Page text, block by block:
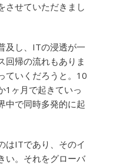
させていただきまし
及し、ITの浸透が一
回帰の流れもありま
ていくだろうと。10
1ヶ月で起きていっ
中で同時多発的に起
はITであり、そのイ
い。それをグローバ